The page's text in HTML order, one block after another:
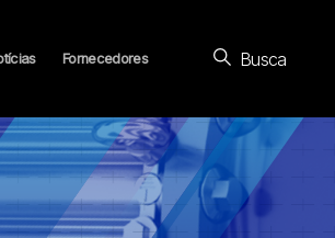
Fornecedores Busca